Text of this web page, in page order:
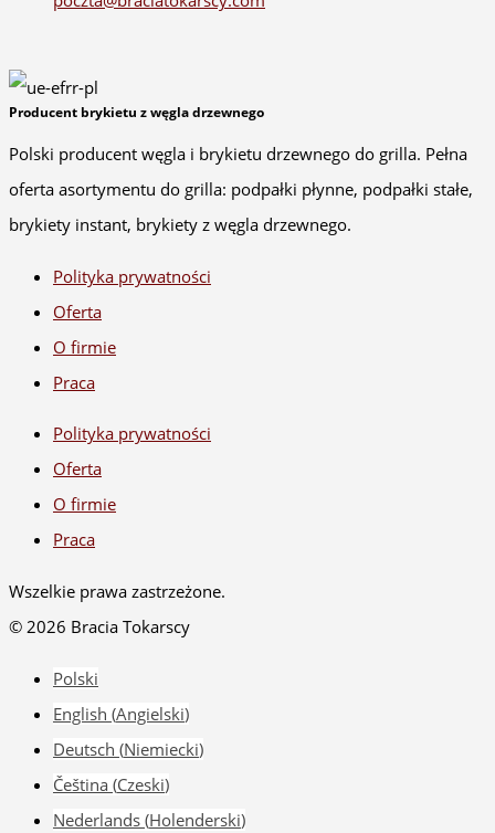
Producent brykietu z węgla drzewnego
Polski producent węgla i brykietu drzewnego do grilla. Pełna
oferta asortymentu do grilla: podpałki płynne, podpałki stałe,
brykiety instant, brykiety z węgla drzewnego.
Polityka prywatności
Oferta
O firmie
Praca
Polityka prywatności
Oferta
O firmie
Praca
Wszelkie prawa zastrzeżone.
© 2026 Bracia Tokarscy
Polski
English (Angielski)
Deutsch (Niemiecki)
Čeština (Czeski)
Nederlands (Holenderski)